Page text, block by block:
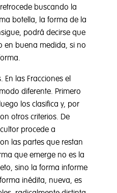
buscando la
botella, la forma de la
podrá decirse que
en buena medida, si no
En las Fracciones el
diferente. Primero
los clasifica y, por
otros criterios. De
procede a
las partes que restan
que emerge no es la
sino la forma informe
inédita, nueva, es